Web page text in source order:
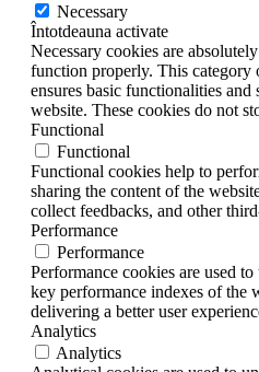
Necessary
Întotdeauna activate
Necessary cookies are
function properly. This category
ensures basic functionalities and
website. These cookies do not
Functional
Functional
Functional cookies help to
sharing the content of the
collect feedbacks, and other
Performance
Performance
Performance cookies are used
key performance indexes of the
delivering a better user
Analytics
Analytics